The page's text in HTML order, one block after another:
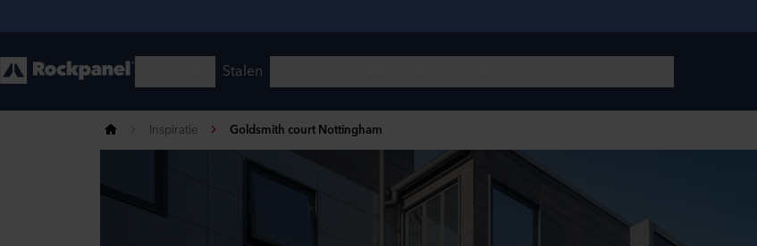
Inspiratie Goldsmith court Nottingham